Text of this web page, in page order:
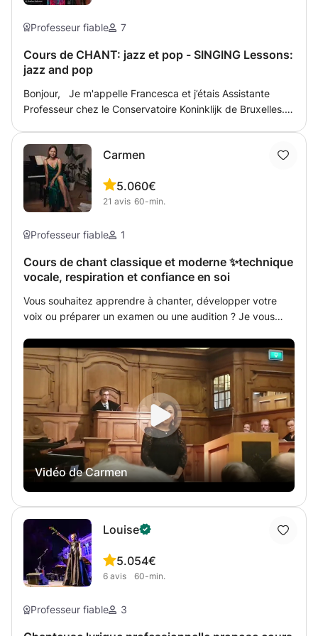
Professeur fiable 7
Cours de CHANT: jazz et pop - SINGING Lessons:
jazz and pop
Bonjour, Je m'appelle Francesca et j’étais Assistante
Professeur chez le Conservatoire Koninklijk de Bruxelles.
jamais vous blesser en chantant, mais ce sera un voyage
qui pourra également vous aider à rechercher votre
propre voix et à profiter des possibilités de votre propre
instrument. Pour ceux que ça intéresse, je vais donner
Carmen
5.0
21 avis
60€
60-min.
Professeur fiable 1
Cours de chant classique et moderne ✨technique
vocale, respiration et confiance en soi
Vous souhaitez apprendre à chanter, développer votre
voix ou préparer un examen ou une audition ? Je vous
aussi bien aux débutants qu’aux chanteurs confirmés. Je
m’appelle Carmen et je suis chanteuse d’opéra. J’ai étudié
au conservatoire P.I. Chaykovsky à Moscou et le célèbre
conservatoire Santa Cecilia à Rome. J’ai suivi de
nombreux cours de masterclass en Russie, en Italie et en
Autriche avec Edda Moser, Renata Scotto, Nino
Machaidze etc. J’étais aussi soliste dans la chorale du
Vatican. Depuis plusieurs années, je travaille comme
professeur de chant à Bruxelles. J’offre des cours en
anglais, français, russe et italien. J’enseigne aux enfants à
partir de 6 ans (débutants ou plus expérimentés). J’offre
une grande variété de techniques de respiration et de
chant. Musicalement,
Vidéo de Carmen
Louise
5.0
6 avis
54€
60-min.
Professeur fiable 3